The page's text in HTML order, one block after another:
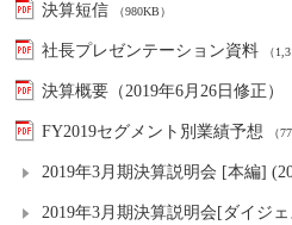
決算短信 （980KB）
社長プレゼンテーション資料 （
決算概要（2019年6月26日修正）
FY2019セグメント別業績予想 （
2019年3月期決算説明会 [本編]
2019年3月期決算説明会[ダイジ